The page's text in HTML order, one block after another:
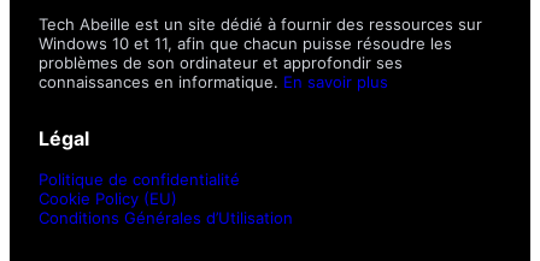
Tech Abeille est un site dédié à fournir des ressources sur
Windows 10 et 11, afin que chacun puisse résoudre les
problèmes de son ordinateur et approfondir ses
connaissances en informatique. En savoir plus
Légal
Politique de confidentialité
Cookie Policy (EU)
Conditions Générales d’Utilisation